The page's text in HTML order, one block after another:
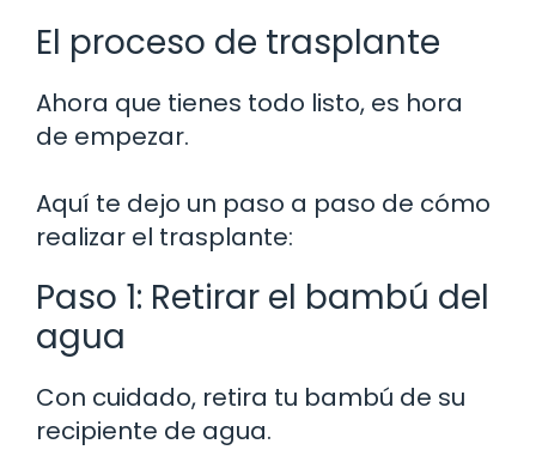
El proceso de trasplante
Ahora que tienes todo listo, es hora
de empezar.
Aquí te dejo un paso a paso de cómo
realizar el trasplante:
Paso 1: Retirar el bambú del
agua
Con cuidado, retira tu bambú de su
recipiente de agua.